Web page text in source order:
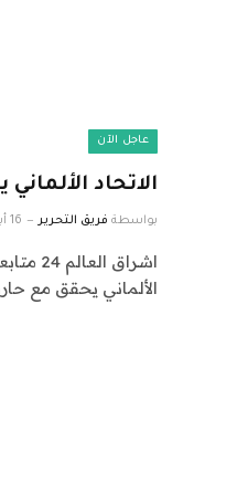
عاجل الآن
الاتحاد
بواسطة فريق التحرير 16 أبريل، 2025
الألماني يحقق مع